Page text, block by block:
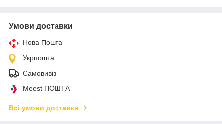
Умови доставки
Нова Пошта
Укрпошта
Самовивіз
Meest ПОШТА
Всі умови доставки